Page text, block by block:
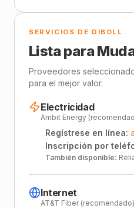
SERVICIOS DE DIBOLL
Lista para
Proveedores
para el mejor valor.
Electricidad
Ambit Energy
Regístrese en línea:
Inscripción por
También disponible:
Internet
AT&T Fiber (recomendado)